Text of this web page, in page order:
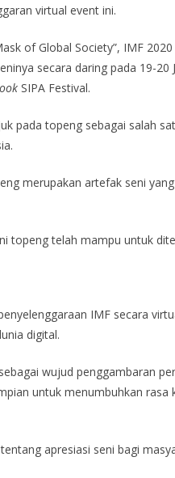
virtual event ini.
of Global Society”, IMF
secara daring pada 19-
SIPA Festival.
pada topeng sebagai salah
merupakan artefak seni
topeng telah mampu untuk
IMF secara
digital.
wujud penggambaran
untuk menumbuhkan
apresiasi seni bagi